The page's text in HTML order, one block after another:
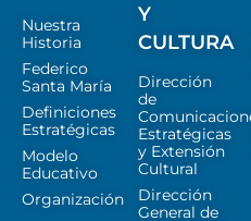
Nuestra
Historia
Federico
Santa María
Definiciones
Estratégicas
Modelo
Educativo
Organización
Y
CULTURA
Dirección
de
Estratégicas
y Extensión
Cultural
Dirección
General de